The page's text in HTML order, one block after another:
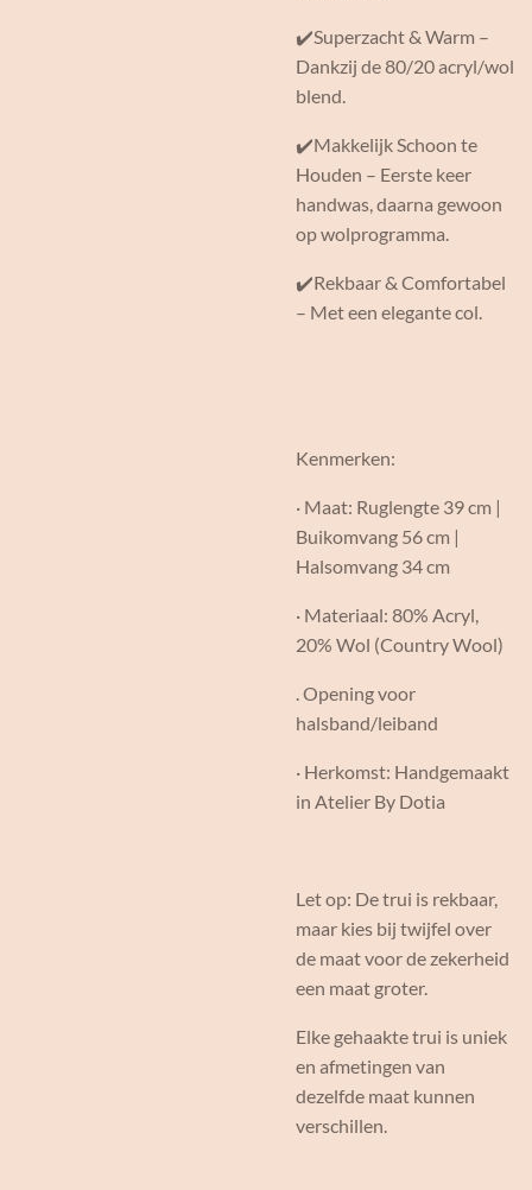
✔️Superzacht & Warm –
Dankzij de 80/20 acryl/wol
blend.
✔️Makkelijk Schoon te
Houden – Eerste keer
handwas, daarna gewoon
op wolprogramma.
✔️Rekbaar & Comfortabel
– Met een elegante col.
Kenmerken:
· Maat: Ruglengte 39 cm |
Buikomvang 56 cm |
Halsomvang 34 cm
· Materiaal: 80% Acryl,
20% Wol (Country Wool)
. Opening voor
halsband/leiband
· Herkomst: Handgemaakt
in Atelier By Dotia
Let op: De trui is rekbaar,
maar kies bij twijfel over
de maat voor de zekerheid
een maat groter.
Elke gehaakte trui is uniek
en afmetingen van
dezelfde maat kunnen
verschillen.